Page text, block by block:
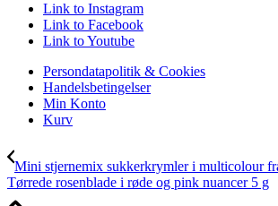
Link to Instagram
Link to Facebook
Link to Youtube
Persondatapolitik & Cookies
Handelsbetingelser
Min Konto
Kurv
Mini stjernemix sukkerkrymler i multicolour
Tørrede rosenblade i røde og pink nuancer 5 g